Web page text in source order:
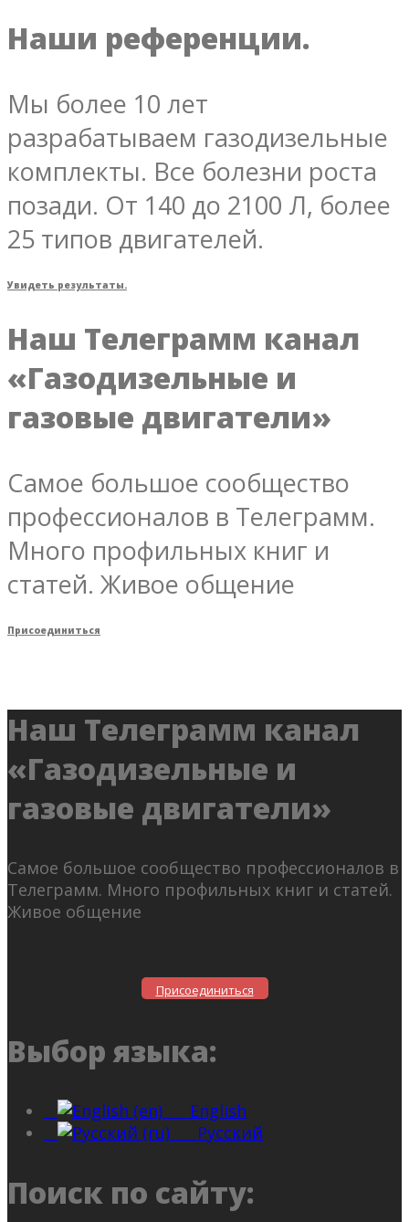
Наши референции.
Мы более 10 лет
разрабатываем газодизельные
комплекты. Все болезни роста
позади. От 140 до 2100 Л, более
25 типов двигателей.
Увидеть результаты.
Наш Телеграмм канал
«Газодизельные и
газовые двигатели»
Самое большое сообщество
профессионалов в Телеграмм.
Много профильных книг и
статей. Живое общение
Присоединиться
Наш Телеграмм канал
«Газодизельные и
газовые двигатели»
Самое большое сообщество профессионалов в
Телеграмм. Много профильных книг и статей.
Живое общение
Присоединиться
Выбор языка:
English
Русский
Поиск по сайту: